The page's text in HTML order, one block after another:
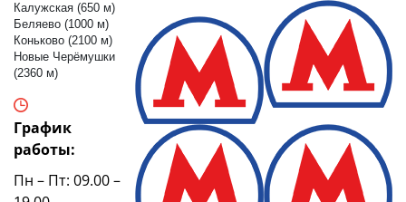
Калужская (650 м)
Беляево (1000 м)
Коньково (2100 м)
Новые Черёмушки
(2360 м)
График
работы:
Пн – Пт: 09.00 –